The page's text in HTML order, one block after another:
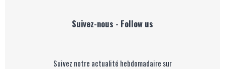
Suivez-nous - Follow us
Suivez notre actualité hebdomadaire sur